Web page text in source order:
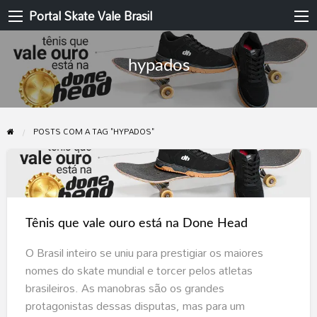
Portal Skate Vale Brasil
hypados
POSTS COM A TAG "HYPADOS"
Tênis
que
vale
ouro
está
Done
Head
Tênis que vale ouro está na Done Head
O Brasil inteiro se uniu para prestigiar os maiores
nomes do skate mundial e torcer pelos atletas
brasileiros. As manobras são os grandes
protagonistas dessas disputas, mas para um